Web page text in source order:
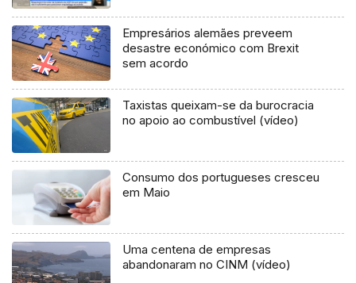
Empresários alemães preveem
desastre económico com Brexit
sem acordo
Taxistas queixam-se da burocracia
no apoio ao combustível (vídeo)
Consumo dos portugueses cresceu
em Maio
Uma centena de empresas
abandonaram no CINM (vídeo)